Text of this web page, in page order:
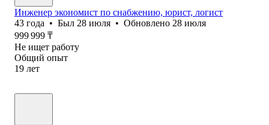
Инженер экономист по снабжению, юрист, логист
43 года • Был 28 июля • Обновлено 28 июля
999 999 ₸
Не ищет работу
Общий опыт
19 лет